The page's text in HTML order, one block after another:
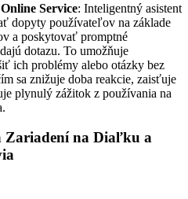
Service: Inteligentný asistent
dopyty používateľov na základe
a poskytovať promptné
dotazu. To umožňuje
ich problémy alebo otázky bez
sa znižuje doba reakcie, zaisťuje
plynulý zážitok z používania na
Zariadení na Diaľku a